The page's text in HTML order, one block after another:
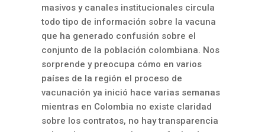
masivos y canales institucionales circula
todo tipo de información sobre la vacuna
que ha generado confusión sobre el
conjunto de la población colombiana. Nos
sorprende y preocupa cómo en varios
países de la región el proceso de
vacunación ya inició hace varias semanas
mientras en Colombia no existe claridad
sobre los contratos, no hay transparencia